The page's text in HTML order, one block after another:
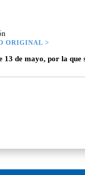
ORIGINAL >
13 de mayo, por la